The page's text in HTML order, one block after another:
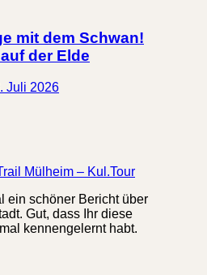
mit dem Schwan!
der Elde
Juli 2026
Mülheim – Kul.Tour
ein schöner Bericht über
Gut, dass Ihr diese
kennengelernt habt.